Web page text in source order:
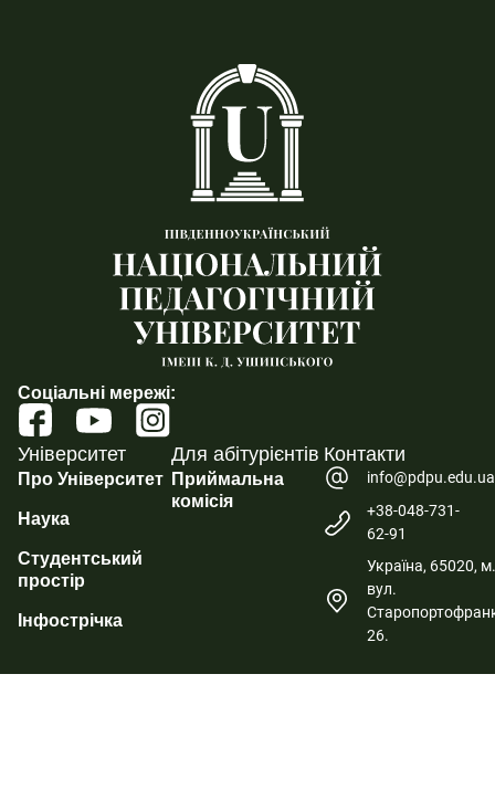
Соціальні мережі:
Університет
Про Університет
Наука
Студентський
простір
Інфострічка
Для абітурієнтів
Приймальна
комісія
Контакти
info@pdpu.edu.ua
+38-048-731-
62-91
Україна, 65020,
вул.
26.